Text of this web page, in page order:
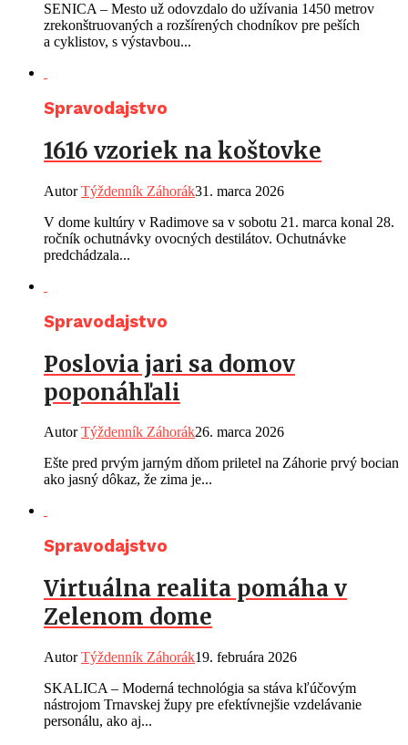
SENICA – Mesto už odovzdalo do užívania 1450 metrov
zrekonštruovaných a rozšírených chodníkov pre peších
a cyklistov, s výstavbou...
Spravodajstvo
1616 vzoriek na koštovke
AutorTýždenník Záhorák31. marca 2026
V dome kultúry v Radimove sa v sobotu 21. marca konal 28.
ročník ochutnávky ovocných destilátov. Ochutnávke
predchádzala...
Spravodajstvo
Poslovia jari sa domov
poponáhľali
AutorTýždenník Záhorák26. marca 2026
Ešte pred prvým jarným dňom priletel na Záhorie prvý bocian
ako jasný dôkaz, že zima je...
Spravodajstvo
Virtuálna realita pomáha v
Zelenom dome
AutorTýždenník Záhorák19. februára 2026
SKALICA – Moderná technológia sa stáva kľúčovým
nástrojom Trnavskej župy pre efektívnejšie vzdelávanie
personálu, ako aj...